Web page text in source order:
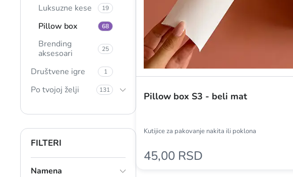
Luksuzne kese 19
Pillow box 68
Brending
aksesoari
25
Društvene igre 1
Po tvojoj želji 131
FILTERI
Namena
Pillow box S3 - beli mat
Kutijice za pakovanje nakita ili poklona
45,00 RSD